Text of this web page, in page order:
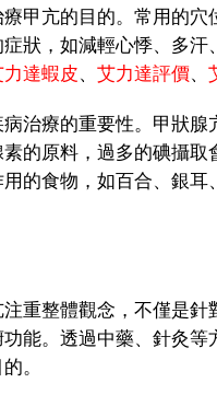
甲亢的目的。常用的穴
狀，如減輕心悸、多汗
力達蝦皮、 艾力達評價、
療的重要性。甲狀腺
的原料，過多的碘攝
的食物，如百合、銀
整體觀念，不僅是針
能。透過中藥、針灸
。